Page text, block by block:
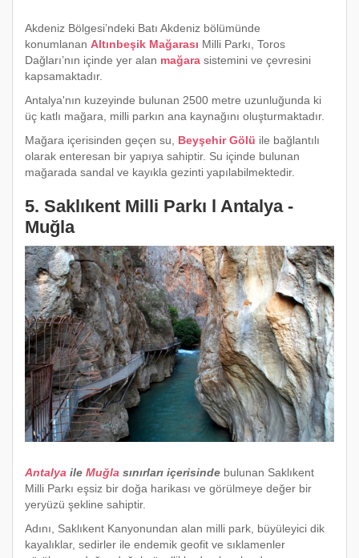
Akdeniz Bölgesi’ndeki Batı Akdeniz bölümünde
konumlanan Altınbeşik Mağarası Milli Parkı, Toros
Dağları’nın içinde yer alan mağara sistemini ve çevresini
kapsamaktadır.
Antalya'nın kuzeyinde bulunan 2500 metre uzunluğunda ki
üç katlı mağara, milli parkın ana kaynağını oluşturmaktadır.
Mağara içerisinden geçen su, Beyşehir Gölü ile bağlantılı
olarak enteresan bir yapıya sahiptir. Su içinde bulunan
mağarada sandal ve kayıkla gezinti yapılabilmektedir.
5. Saklıkent Milli Parkı l Antalya -
Muğla
Antalya ile Muğla sınırları içerisinde bulunan Saklıkent
Milli Parkı eşsiz bir doğa harikası ve görülmeye değer bir
yeryüzü şekline sahiptir.
Adını, Saklıkent Kanyonundan alan milli park, büyüleyici dik
kayalıklar, sedirler ile endemik geofit ve sıklamenler